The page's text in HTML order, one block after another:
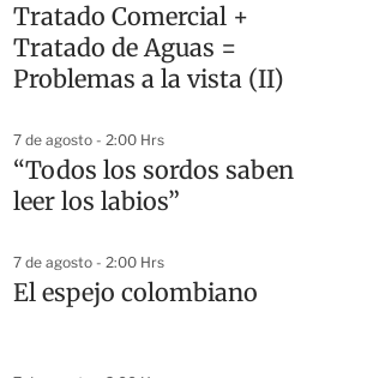
Tratado Comercial +
Tratado de Aguas =
Problemas a la vista (II)
7 de agosto - 2:00 Hrs
“Todos los sordos saben
leer los labios”
7 de agosto - 2:00 Hrs
El espejo colombiano